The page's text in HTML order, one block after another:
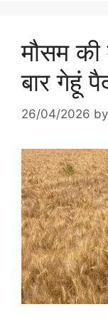
मौसम
बार गेहूं
26/04/2026 by